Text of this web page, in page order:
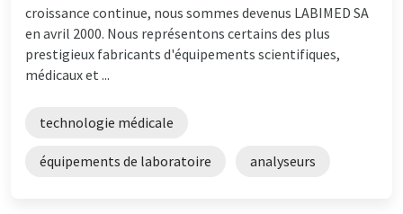
croissance continue, nous sommes devenus LABIMED SA
en avril 2000. Nous représentons certains des plus
prestigieux fabricants d'équipements scientifiques,
médicaux et ...
technologie médicale
équipements de laboratoire analyseurs